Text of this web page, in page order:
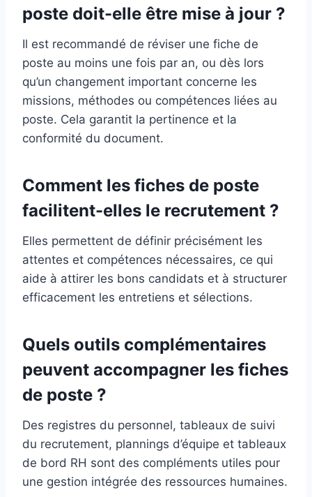
poste doit-elle être mise à jour ?
Il est recommandé de réviser une fiche de
poste au moins une fois par an, ou dès lors
qu’un changement important concerne les
missions, méthodes ou compétences liées au
poste. Cela garantit la pertinence et la
conformité du document.
Comment les fiches de poste
facilitent-elles le recrutement ?
Elles permettent de définir précisément les
attentes et compétences nécessaires, ce qui
aide à attirer les bons candidats et à structurer
efficacement les entretiens et sélections.
Quels outils complémentaires
peuvent accompagner les fiches
de poste ?
Des registres du personnel, tableaux de suivi
du recrutement, plannings d’équipe et tableaux
de bord RH sont des compléments utiles pour
une gestion intégrée des ressources humaines.